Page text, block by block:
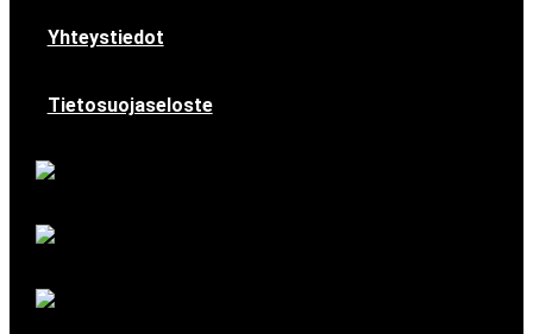
Yhteystiedot
Tietosuojaseloste